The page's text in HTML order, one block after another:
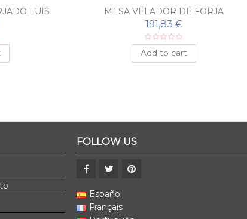
LUIS
MESA VELADOR DE FORJA
191,83 €
Add to cart
FOLLOW US
Español
Français